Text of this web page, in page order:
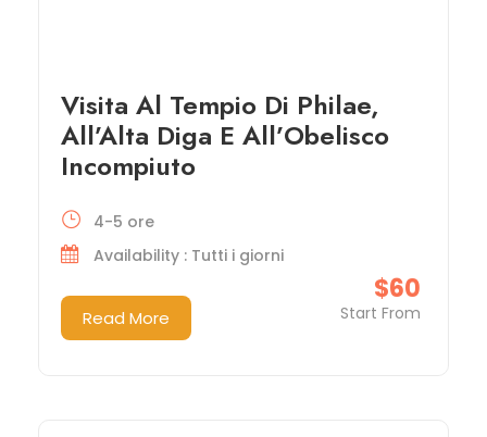
Visita Al Tempio Di Philae,
All’Alta Diga E All’Obelisco
Incompiuto
$60
Start From
4-5 ore
Availability : Tutti i giorni
Read More